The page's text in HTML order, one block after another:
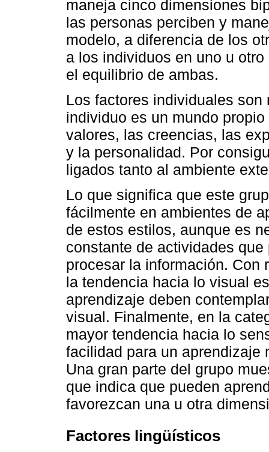
maneja cinco dimensiones
las personas perciben y
modelo, a diferencia de los
a los individuos en uno u
el equilibrio de ambas.
Los factores individuales
individuo es un mundo
valores, las creencias, las
y la personalidad. Por
ligados tanto al ambiente
Lo que significa que este
fácilmente en ambientes de
de estos estilos, aunque es
constante de actividades
procesar la información. Con
la tendencia hacia lo visual
aprendizaje deben
visual. Finalmente, en la
mayor tendencia hacia lo
facilidad para un aprendizaje
Una gran parte del grupo
que indica que pueden
favorezcan una u otra
Factores lingüísticos